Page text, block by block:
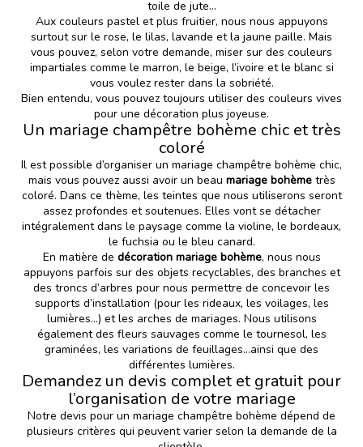
toile de jute…
Aux couleurs pastel et plus fruitier, nous nous appuyons
surtout sur le rose, le lilas, lavande et la jaune paille. Mais
vous pouvez, selon votre demande, miser sur des couleurs
impartiales comme le marron, le beige, l’ivoire et le blanc si
vous voulez rester dans la sobriété.
Bien entendu, vous pouvez toujours utiliser des couleurs vives
pour une décoration plus joyeuse.
Un mariage champêtre bohème chic et très
coloré
Il est possible d’organiser un mariage champêtre bohème chic,
mais vous pouvez aussi avoir un beau mariage bohèmetrès
coloré. Dans ce thème, les teintes que nous utiliserons seront
assez profondes et soutenues. Elles vont se détacher
intégralement dans le paysage comme la violine, le bordeaux,
le fuchsia ou le bleu canard.
En matière de décoration mariage bohème, nous nous
appuyons parfois sur des objets recyclables, des branches et
des troncs d’arbres pour nous permettre de concevoir les
supports d’installation (pour les rideaux, les voilages, les
lumières…) et les arches de mariages. Nous utilisons
également des fleurs sauvages comme le tournesol, les
graminées, les variations de feuillages…ainsi que des
différentes lumières.
Demandez un devis complet et gratuit pour
l’organisation de votre mariage
Notre devis pour un mariage champêtre bohème dépend de
plusieurs critères qui peuvent varier selon la demande de la